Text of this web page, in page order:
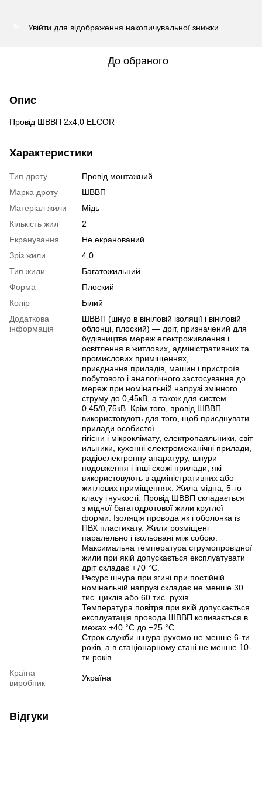
Увійти для відображення накопичувальної знижки
До обраного
Опис
Провід ШВВП 2х4,0 ELCOR
Характеристики
Тип дроту
Провід монтажний
Марка дроту
ШВВП
Матеріал жили
Мідь
Кількість жил
2
Екранування
Не екранований
Зріз жили
4,0
Тип жили
Багатожильний
Форма
Плоский
Колір
Білий
Додаткова
інформація
ШВВП (шнур в вініловій ізоляції і вініловій
облонці, плоский) — дріт, призначений для
будівництва мереж електроживлення і
освітлення в житлових, адміністративних та
промислових приміщеннях,
приєднання приладів, машин і пристроїв
побутового і аналогічного застосування до
мереж при номінальній напрузі змінного
струму до 0,45кВ, а також для систем
0,45/0,75кВ. Крім того, провід ШВВП
використовують для того, щоб приєднувати
прилади особистої
гігієни і мікроклімату, електропаяльники, світ
ильники, кухонні електромеханічні прилади,
радіоелектронну апаратуру, шнури
подовження і інші схожі прилади, які
використовують в адміністративних або
житлових приміщеннях. Жила мідна, 5-го
класу гнучкості. Провід ШВВП складається
з мідної багатодротової жили круглої
форми. Ізоляція провода як і оболонка із
ПВХ пластикату. Жили розміщені
паралельно і ізольовані між собою.
Максимальна температура струмопровідної
жили при якій допускається експлуатувати
дріт складає +70 °C.
Ресурс шнура при згині при постійній
номінальній напрузі складає не менше 30
тис. циклів або 60 тис. рухів.
Температура повітря при якій допускається
експлуатація провода ШВВП коливається в
межах +40 °C до −25 °C.
Строк служби шнура рухомо не менше 6-ти
років, а в стаціонарному стані не менше 10-
ти років.
Країна
виробник
Україна
Відгуки